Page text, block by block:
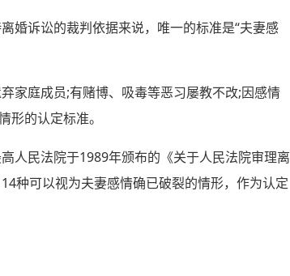
诉讼的裁判依据来说，唯一的标准是“夫妻感
庭成员;有赌博、吸毒等恶习屡教不改;因感情
形的认定标准。
民法院于1989年颁布的《关于人民法院审理离
种可以视为夫妻感情确已破裂的情形，作为认定